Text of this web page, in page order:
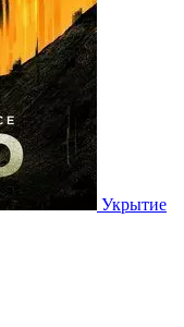
Укрытие